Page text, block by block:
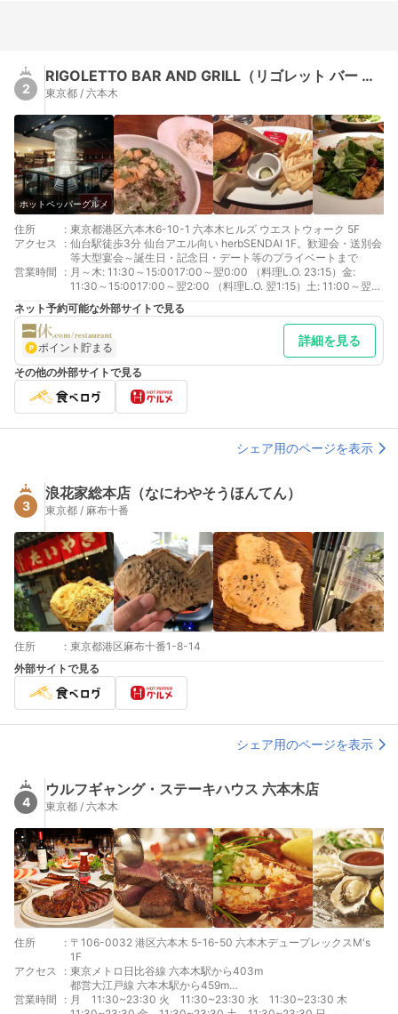
2
RIGOLETTO BAR AND GRILL（リゴレット バー アンド グリル）
東京都 / 六本木
ホットペッパーグルメ
住所 : 東京都港区六本木6-10-1 六本木ヒルズ ウエストウォーク 5F
アクセス
: 仙台駅徒歩3分 仙台アエル向い herbSENDAI 1F。歓迎会・送別会
等大型宴会～誕生日・記念日・デート等のプライベートまで
営業時間
: 月～木: 11:30～15:0017:00～翌0:00 （料理L.O. 23:15）金:
11:30～15:0017:00～翌2:00 （料理L.O. 翌1:15）土: 11:00～翌
2:00日: 11:00～22:00
ネット予約可能な外部サイトで見る
ポイント貯まる 詳細を見る
その他の外部サイトで見る
シェア用のページを表示
3
浪花家総本店（なにわやそうほんてん）
東京都 / 麻布十番
住所 : 東京都港区麻布十番1-8-14
外部サイトで見る
シェア用のページを表示
4
ウルフギャング・ステーキハウス 六本木店
東京都 / 六本木
住所 : 〒106-0032 港区六本木 5-16-50 六本木デュープレックスM's
1F
アクセス
: 東京メトロ日比谷線 六本木駅から403m
都営大江戸線 六本木駅から459m
東京メトロ南北線 六本木一丁目駅から576m
営業時間 : 月 11:30~23:30 火 11:30~23:30 水 11:30~23:30 木